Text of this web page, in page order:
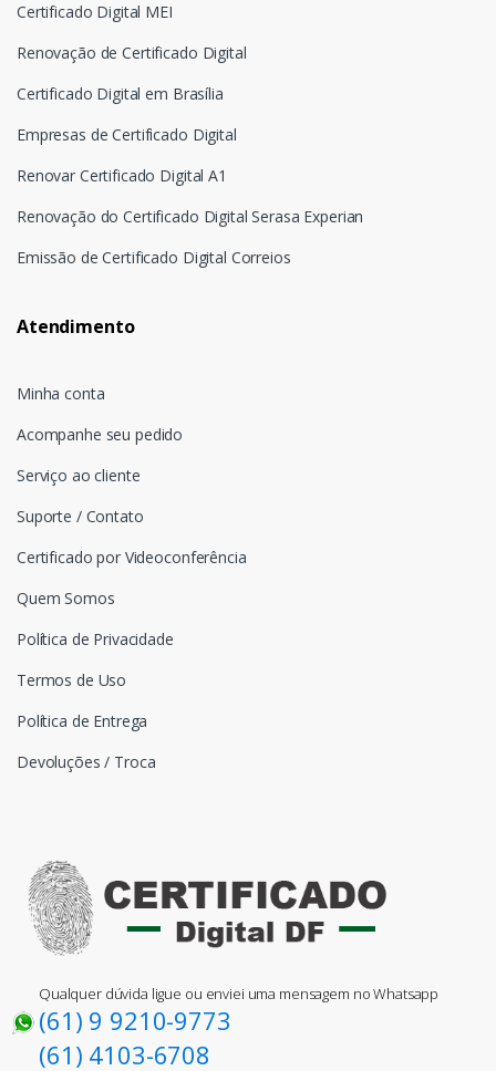
Certificado Digital MEI
Renovação de Certificado Digital
Certificado Digital em Brasília
Empresas de Certificado Digital
Renovar Certificado Digital A1
Renovação do Certificado Digital Serasa Experian
Emissão de Certificado Digital Correios
Atendimento
Minha conta
Acompanhe seu pedido
Serviço ao cliente
Suporte / Contato
Certificado por Videoconferência
Quem Somos
Política de Privacidade
Termos de Uso
Política de Entrega
Devoluções / Troca
Qualquer dúvida ligue ou enviei uma mensagem no Whatsapp
(61) 9 9210-9773
(61) 4103-6708